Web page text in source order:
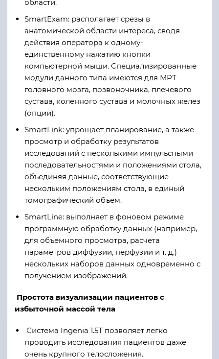
области.
SmartExam: располагает срезы в
анатомической области интереса, сводя
действия оператора к одному-
единственному нажатию кнопки
компьютерной мыши. Специализированные
модули данного типа имеются для МРТ
головного мозга, позвоночника, плечевого
сустава, коленного сустава и молочных желез
(опции).
SmartLink: упрощает планирование, а также
просмотр и обработку результатов
исследований с несколькими импульсными
последовательностями и положениями стола,
объединяя данные, соответствующие
нескольким положениям стола, в единый
томографический объем.
SmartLine: выполняет в фоновом режиме
программную обработку данных (например,
для объемного просмотра, расчета
параметров диффузии, перфузии и т. д.)
нескольких наборов данных одновременно с
получением изображений.
Простота визуализации пациентов с
избыточной массой тела
Система Ingenia 1.5T позволяет легко
проводить исследования пациентов даже
очень крупного телосложения.